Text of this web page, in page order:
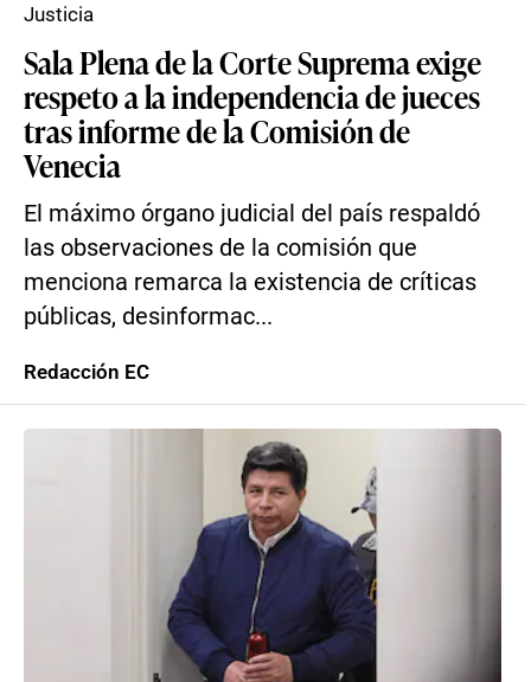
Sala Plena de la Corte Suprema exige
respeto a la independencia de jueces
tras informe de la Comisión de
Venecia
El máximo órgano judicial del país respaldó
las observaciones de la comisión que
menciona remarca la existencia de críticas
públicas, desinformac...
Justicia
Redacción EC